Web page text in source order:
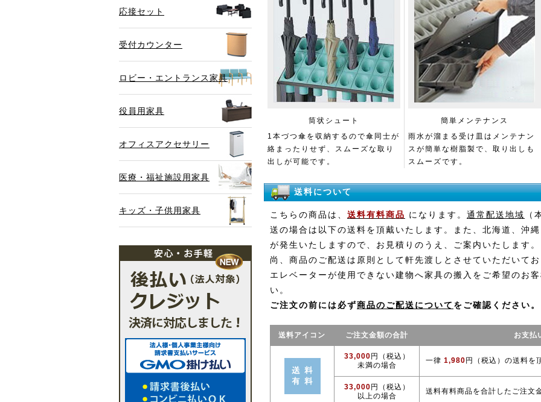
応接セット
受付カウンター
ロビー・エントランス家具
役員用家具
オフィスアクセサリー
医療・福祉施設用家具
キッズ・子供用家具
筒状シュート
1本づつ傘を収納するので傘同士が
絡まったりせず、スムーズな取り
出しが可能です。
簡単メンテナンス
雨水が溜まる受け皿はメンテナン
スが簡単な樹脂製で、取り出しも
スムーズです。
送料について
こちらの商品は、 送料有料商品 になります。 通常配送地域
（
送の場合は以下の送料を頂戴いたします。また、北海道、沖
が発生いたしますので、お見積りのうえ、ご案内いたします。
尚、商品のご配送は原則として軒先渡しとさせていただいて
エレベーターが使用できない建物へ家具の搬入をご希望のお
い。
ご注文の前には必ず商品のご配送について をご確認ください。
送料アイコン ご注文金額の合計 お支払
33,000 円（税込）
未満の場合
一律 1,980 円（税込）の送料を
33,000 円（税込）
以上の場合
送料有料商品を合計したご注文